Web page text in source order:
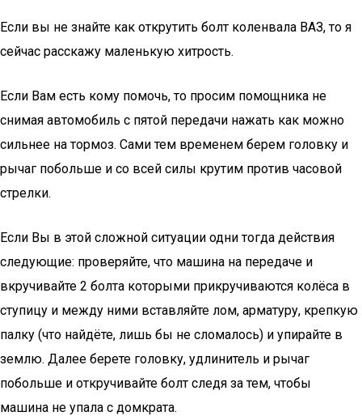
Если вы не знайте как открутить болт коленвала ВАЗ, то я
сейчас расскажу маленькую хитрость.
Если Вам есть кому помочь, то просим помощника не
снимая автомобиль с пятой передачи нажать как можно
сильнее на тормоз. Сами тем временем берем головку и
рычаг побольше и со всей силы крутим против часовой
стрелки.
Если Вы в этой сложной ситуации одни тогда действия
следующие: проверяйте, что машина на передаче и
вкручивайте 2 болта которыми прикручиваются колёса в
ступицу и между ними вставляйте лом, арматуру, крепкую
палку (что найдёте, лишь бы не сломалось) и упирайте в
землю. Далее берете головку, удлинитель и рычаг
побольше и откручивайте болт следя за тем, чтобы
машина не упала с домкрата.